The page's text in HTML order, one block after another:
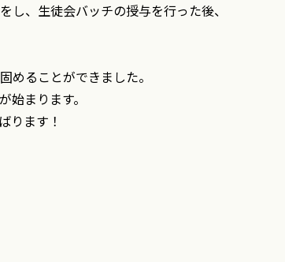
、生徒会バッチの授与を行った後、
めることができました。
まります。
ります！